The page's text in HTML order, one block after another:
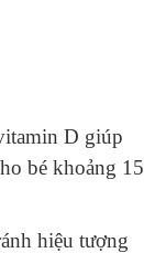
D giúp
bé khoảng 15
hiệu tượng